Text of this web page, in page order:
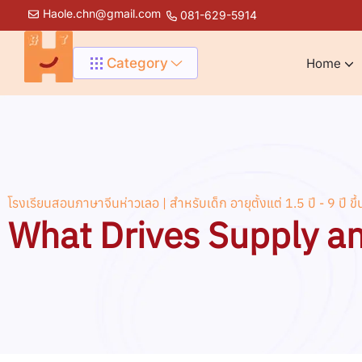
Haole.chn@gmail.com 081-629-5914
Category Home
โรงเรียนสอนภาษาจีนห่าวเลอ | สำหรับเด็ก อายุตั้งแต่ 1.5 ปี - 9 ปี ขึ้
What Drives Supply